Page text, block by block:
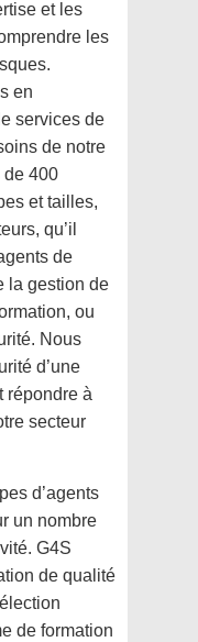
et les
les
en
services de
de notre
de 400
et tailles,
qu’il
de
la gestion de
ou
Nous
d’une
répondre à
secteur
d’agents
un nombre
G4S
de qualité
de formation